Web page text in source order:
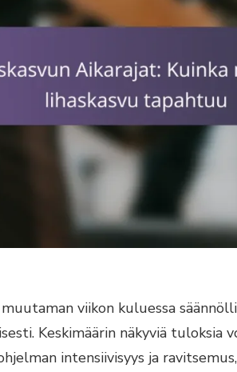
viikon kuluessa
Keskimäärin näkyviä tuloksia
intensiivisyys ja